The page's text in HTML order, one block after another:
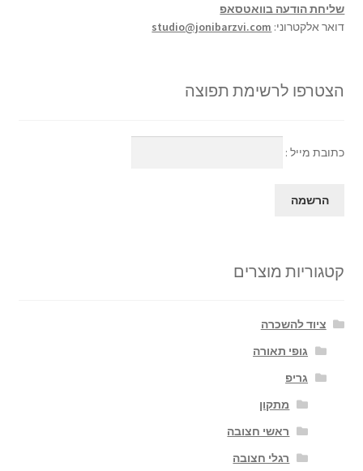
שליחת הודעה בוואטסאפ
דואר אלקטרוני: studio@jonibarzvi.com
הצטרפו לרשימת תפוצה
כתובת מייל :
קטגוריות מוצרים
ציוד להשכרה
גופי תאורה
גריפ
מתקון
ראשי חצובה
רגלי חצובה